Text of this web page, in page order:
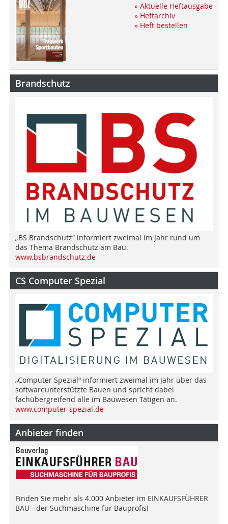
» Aktuelle Heftausgabe
» Heftarchiv
» Heft bestellen
Brandschutz
„BS Brandschutz“ informiert zweimal im Jahr rund um
das Thema Brandschutz am Bau.
www.bsbrandschutz.de
CS Computer Spezial
„Computer Spezial“ informiert zweimal im Jahr über das
softwareunterstützte Bauen und spricht dabei
fachübergreifend alle im Bauwesen Tätigen an.
www.computer-spezial.de
Anbieter finden
Finden Sie mehr als 4.000 Anbieter im EINKAUFSFÜHRER
BAU - der Suchmaschine für Bauprofis!